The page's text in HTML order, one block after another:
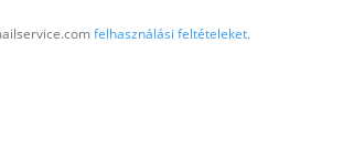
felhasználási feltételeket.